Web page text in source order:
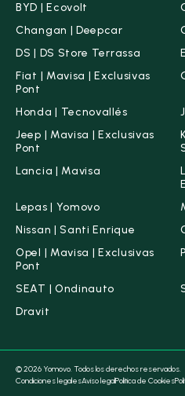
BYD | Ecovolt
Changan | Deepcar
DS | DS Store Terrassa
Fiat | Mavisa | Exclusivas
Pont
Honda | Tecnovallés
Jeep | Mavisa | Exclusivas
Pont
Lancia | Mavisa
Lepas | Yomovo
Nissan | Santi Enrique
Opel | Mavisa | Exclusivas
Pont
SEAT | Ondinauto
Dravit
Condiciones legalesAviso legalPolítica de Cookies
© 2026 Yomovo. Todos los derechos reservados.